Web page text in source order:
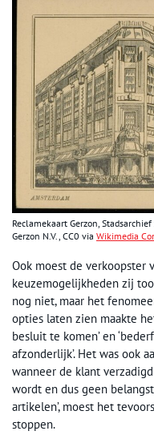
Reclamekaart Gerzon,
Gerzon N.V., CC0 via Wikimedia
Ook moest de
keuzemogelijkheden zij
nog niet, maar het
opties laten zien maakte
besluit te komen’ en
afzonderlijk’. Het was ook
wanneer de klant
wordt en dus geen
artikelen’, moest het
stoppen.